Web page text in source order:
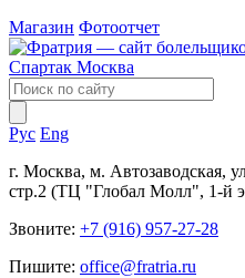
Магазин Фотоотчет
Рус Eng
г. Москва, м. Автозаводская,
стр.2 (ТЦ "Глобал Молл", 1-й
Звоните: +7 (916) 957-27-28
Пишите: office@fratria.ru